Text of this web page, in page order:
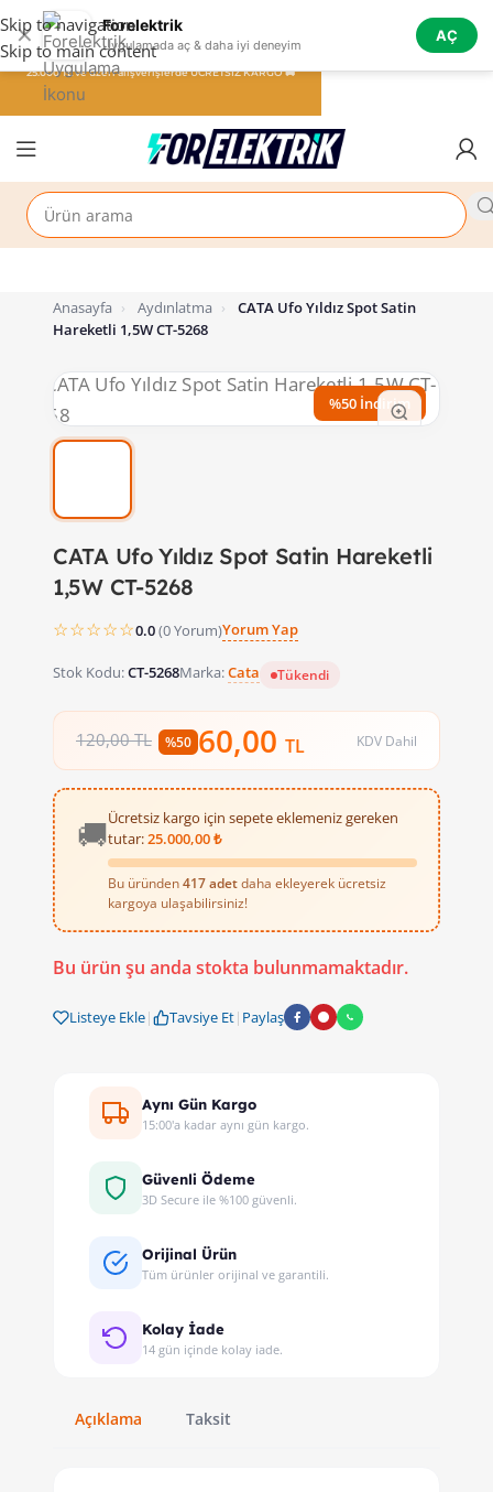
✕ Forelektrik
Uygulamada aç & daha iyi deneyim
AÇ
Skip to navigation
Skip to main content
Anasayfa › Aydınlatma ›
CATA Ufo Yıldız Spot Satin
Hareketli 1,5W CT-5268
%50 İndirim
CATA Ufo Yıldız Spot Satin Hareketli
1,5W CT-5268
☆☆☆☆☆0.0(0 Yorum)Yorum Yap
Stok Kodu:CT-5268Marka:Cata Tükendi
120,00 TL %50 60,00 TL KDV Dahil
🚚Ücretsiz kargo için sepete eklemeniz gereken
tutar:25.000,00 ₺
Bu üründen 417 adetdaha ekleyerek ücretsiz
kargoya ulaşabilirsiniz!
Bu ürün şu anda stokta bulunmamaktadır.
Listeye Ekle| Tavsiye Et| Paylaş
Aynı Gün Kargo
15:00'a kadar aynı gün kargo.
Güvenli Ödeme
3D Secure ile %100 güvenli.
Orijinal Ürün
Tüm ürünler orijinal ve garantili.
Kolay İade
14 gün içinde kolay iade.
Açıklama Taksit
25.000 TL ve üzeri alışverişlerde ÜCRETSİZ KARGO 🚚